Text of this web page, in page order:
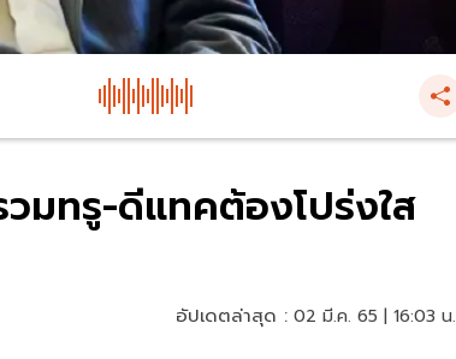
มทรู-ดีแทคต้องโปร่งใส
อัปเดตล่าสุด : 02 มี.ค. 65 | 16:03 น.